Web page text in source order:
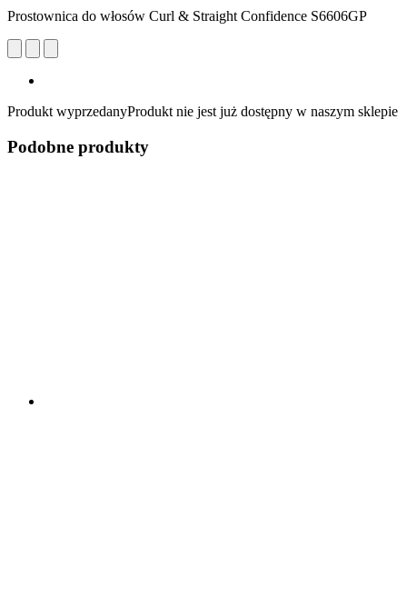
Prostownica do włosów Curl & Straight Confidence S6606GP
Produkt wyprzedanyProdukt nie jest już dostępny w naszym sklepie
Podobne produkty